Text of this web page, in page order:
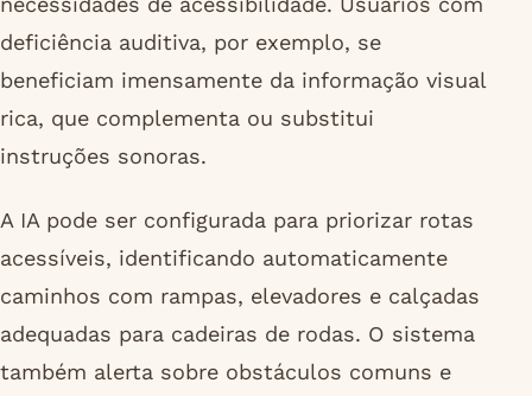
deficiência auditiva, por exemplo, se
beneficiam imensamente da informação visual
rica, que complementa ou substitui
instruções sonoras.
A IA pode ser configurada para priorizar rotas
acessíveis, identificando automaticamente
caminhos com rampas, elevadores e calçadas
adequadas para cadeiras de rodas. O sistema
também alerta sobre obstáculos comuns e